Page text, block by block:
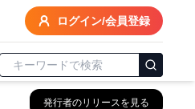
ログイン/会員登録
発行者のリリースを見る